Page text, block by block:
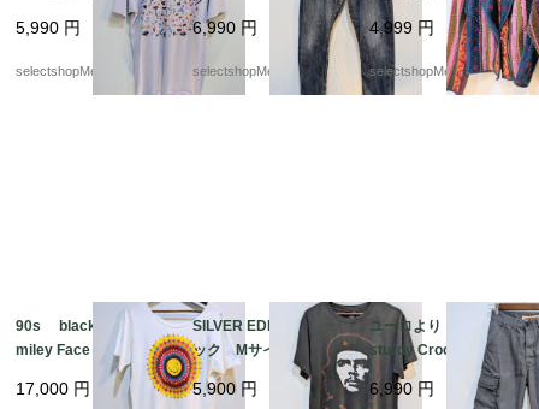
ー 刺繍 ヘインズ
コットン フルーツ
動物 アヒル 蝶々
ヘビ Tシャツ サボ
5,990 円
selectshopMerci.
ー デニム アメカ
ジ ジーンズ パンツ
6,990 円
selectshopMerci.
op カラフル M イ
ンド コットン デッ
ドストック ピンク
ブルー カラフル 幾
4,999 円
selectshopMerci.
90s black jack inc S
miley Face Tshirts P
sychedelic スマイリ
ー Tシャツ レア ブ
17,000 円
SILVER EDITION ブラ
ック Mサイズ フェ
ード感 フェイス CH
E GUEVARA チェ ゲ
5,900円
ユーロより Vintage
sturdy Crocker shorts
ショートパンツ コ
ットン カーゴパン
6,990 円